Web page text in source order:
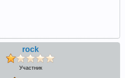
rock
Участник